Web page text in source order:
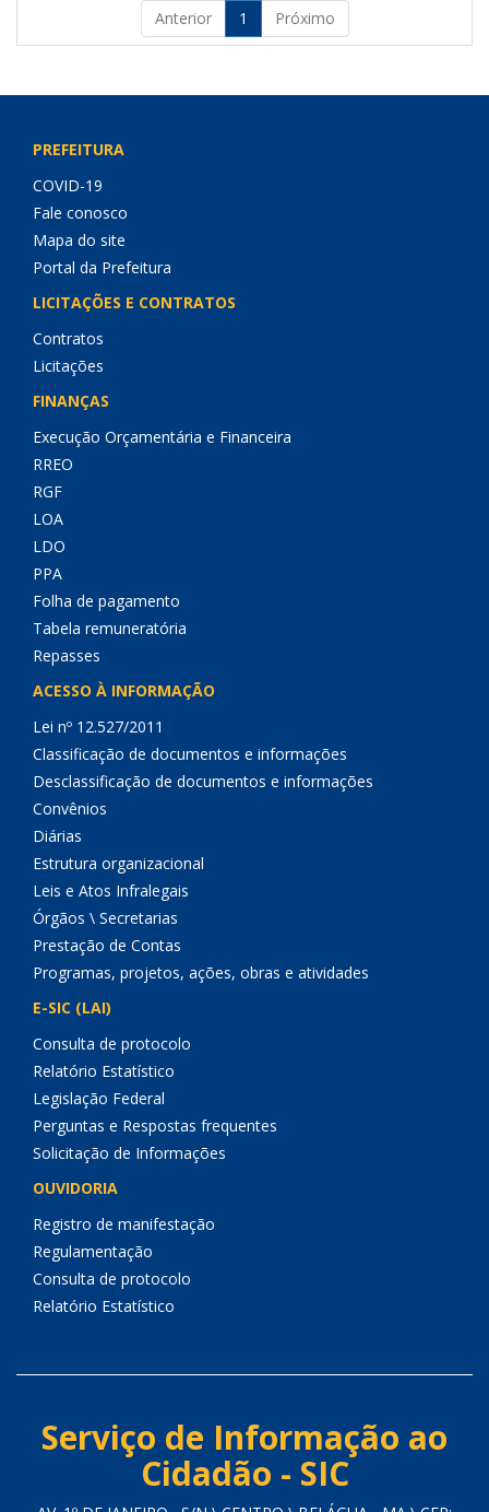
Anterior
1 Próximo
PREFEITURA
COVID-19
Fale conosco
Mapa do site
Portal da Prefeitura
LICITAÇÕES E CONTRATOS
Contratos
Licitações
FINANÇAS
Execução Orçamentária e Financeira
RREO
RGF
LOA
LDO
PPA
Folha de pagamento
Tabela remuneratória
Repasses
ACESSO À INFORMAÇÃO
Lei nº 12.527/2011
Classificação de documentos e informações
Desclassificação de documentos e informações
Convênios
Diárias
Estrutura organizacional
Leis e Atos Infralegais
Órgãos \ Secretarias
Prestação de Contas
Programas, projetos, ações, obras e atividades
E-SIC (LAI)
Consulta de protocolo
Relatório Estatístico
Legislação Federal
Perguntas e Respostas frequentes
Solicitação de Informações
OUVIDORIA
Registro de manifestação
Regulamentação
Consulta de protocolo
Relatório Estatístico
Serviço de Informação ao
Cidadão - SIC